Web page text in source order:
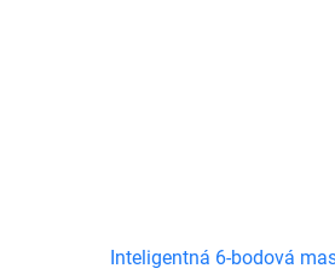
Inteligentná 6-bodová